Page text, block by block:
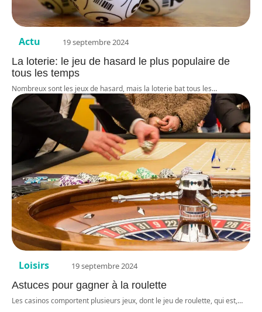
Actu 19 septembre 2024
La loterie: le jeu de hasard le plus populaire de
tous les temps
Nombreux sont les jeux de hasard, mais la loterie bat tous les…
Loisirs 19 septembre 2024
Astuces pour gagner à la roulette
Les casinos comportent plusieurs jeux, dont le jeu de roulette, qui est,…